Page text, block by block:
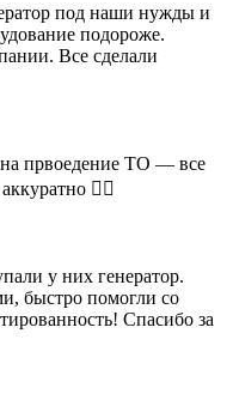
под наши нужды и
подороже.
Все сделали
првоедение ТО — все
👌🏻
у них генератор.
быстро помогли со
Спасибо за